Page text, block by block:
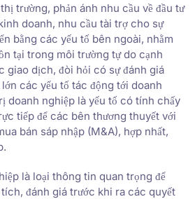
trường, phản ánh nhu cầu về đầu tư
doanh, nhu cầu tài trợ cho sự
bằng các yếu tố bên ngoài, nhằm
tại trong môi trường tự do cạnh
giao dịch, đòi hỏi có sự đánh giá
các yếu tố tác động tới doanh
doanh nghiệp là yếu tố có tính chấy
tiếp để các bên thương thuyết với
bán sáp nhập (M&A), hợp nhất,
là loại thông tin quan trọng để
đánh giá trước khi ra các quyết